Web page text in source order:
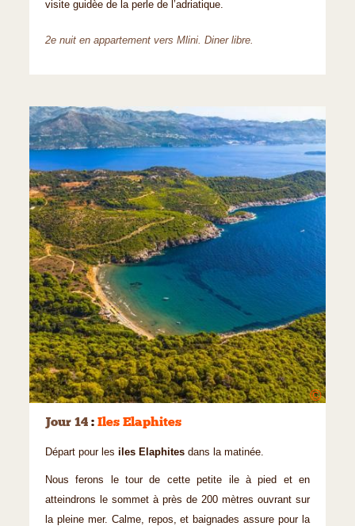
visite guidèe de la perle de l’adriatique.
2e nuit en appartement vers Mlini. Diner libre.
©
Jour 14 : Iles Elaphites
Départ pour les iles Elaphites dans la matinée.
Nous ferons le tour de cette petite ile à pied et en
atteindrons le sommet à près de 200 mètres ouvrant sur
la pleine mer. Calme, repos, et baignades assure pour la